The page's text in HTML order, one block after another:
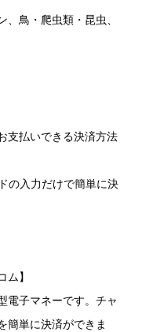
、鳥・爬虫類・昆虫、
支払いできる決済方法
の入力だけで簡単に決
ム】
電子マネーです。チャ
簡単に決済ができま